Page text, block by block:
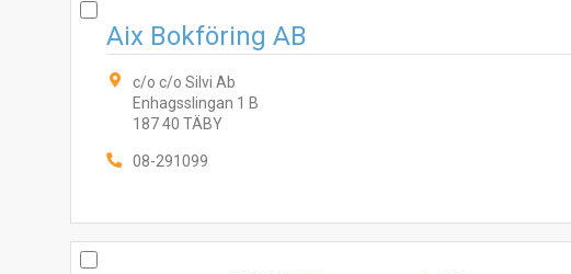
Aix Bokföring AB
c/o c/o Silvi Ab
Enhagsslingan 1 B
187 40 TÄBY
08-291099